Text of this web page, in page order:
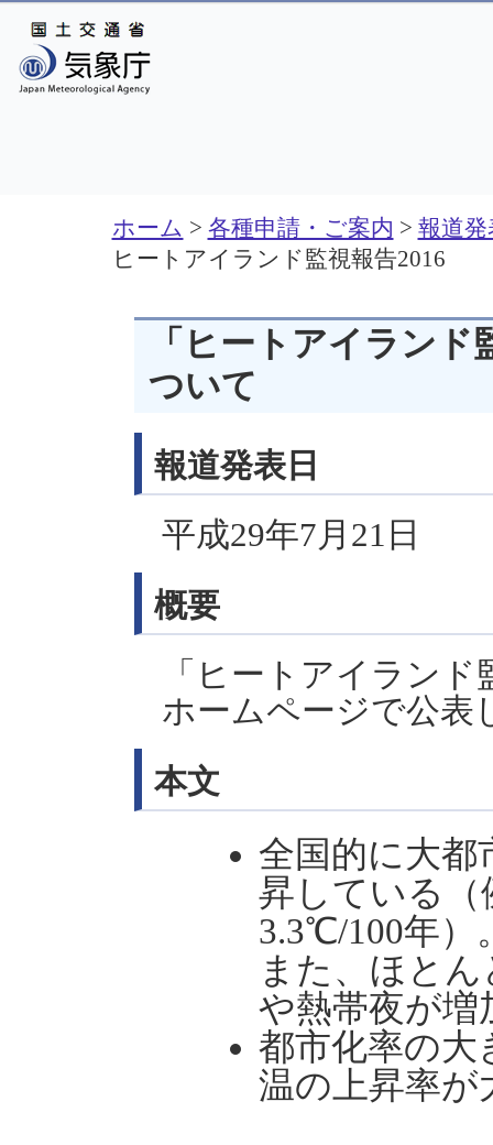
ホーム > 各種申請・ご案内 > 報道
ヒートアイランド監視報告2016
「ヒートアイランド
ついて
報道発表日
平成29年7月21日
概要
「ヒートアイラン
ホームページで公表
本文
全国的に大都
昇している（
3.3℃/100年）
また、ほと
や熱帯夜が増
都市化率の大
温の上昇率が